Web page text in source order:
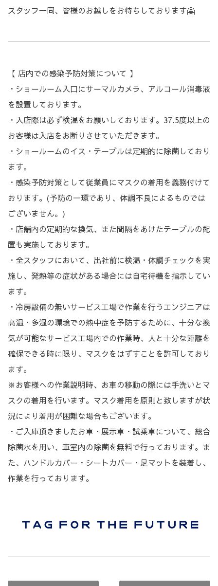
スタッフ一同、皆様のお越しをお待ちしております🤗
【 店内での感染予防対策について 】
・ショールーム入口にサーマルカメラ、アルコール消毒液
を設置しております。
・入店際は必ず検温をお願いしております。 37.5度以上の
お客様は入店をお断りさせていただきます。
・ショールームのイス・テーブルは定期的に除菌しており
ます。
・感染予防対策として従業員にマスクの着用を義務付けて
おります。 (予防の一環であり、体調不良によるものでは
ございません。 )
・店舗内の定期的な換気、また間隔をあけたテーブルの配
置も実施しております。
・全スタッフにおいて、出社前に検温・体調チェックを実
施し、発熱等の症状がある場合には自宅待機を指示してい
ます。
・冷房設備の無いサービス工場で作業を行うエンジニアは
高温・多湿の環境での熱中症を予防するために、十分な換
気が可能なサービス工場内での作業時、人と十分な距離を
確保できる時に限り、マスクをはずすことを許可しており
ます。
※お客様への作業説明時、お車の移動の際には手洗いとマ
スクの着用を行います。マスク着用を原則と致しますが状
況により着用が困難な場合もございます。
・ご入庫頂きましたお車・展示車・試乗車について、総合
除菌水を用い、車室内の除菌を無料で行っております。ま
た、ハンドルカバー・シートカバー・足マットを装着し、
作業を行っております。